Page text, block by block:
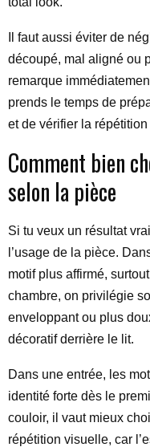
Il faut aussi éviter de
découpé, mal aligné ou
remarque
prends le temps de
et de vérifier la
Comment bien
selon la pièce
Si tu veux un résultat
l’usage de la pièce.
motif plus affirmé,
chambre, on privilégie
enveloppant ou plus
décoratif derrière le lit.
Dans une entrée, les
identité forte dès le
couloir, il vaut mieux
répétition visuelle, car